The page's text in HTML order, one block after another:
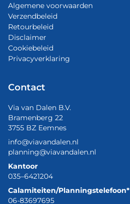
Algemene voorwaarden
Verzendbeleid
Retourbeleid
Disclaimer
Cookiebeleid
Privacyverklaring
Contact
Via van Dalen B.V.
Bramenberg 22
3755 BZ Eemnes
info@viavandalen.nl
planning@viavandalen.nl
Kantoor
035–6421204
Calamiteiten/Planningstelefoon*
06-83697695